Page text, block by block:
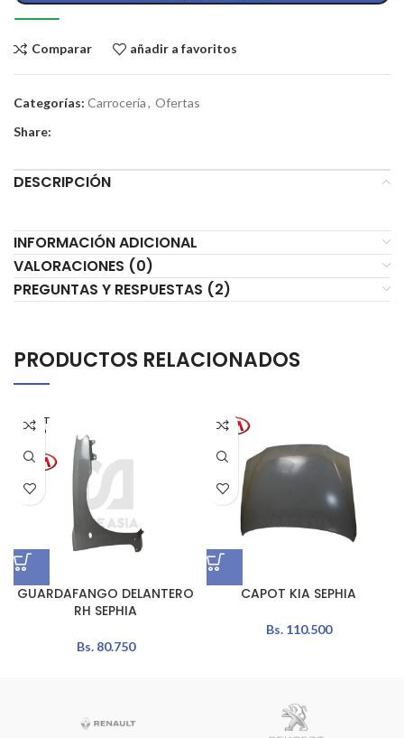
Comparar añadir a favoritos
Categorías: Carrocería, Ofertas
Share:
DESCRIPCIÓN
INFORMACIÓN ADICIONAL
VALORACIONES (0)
PREGUNTAS Y RESPUESTAS (2)
PRODUCTOS RELACIONADOS
AGOT
ADO
GUARDAFANGO DELANTERO
RH SEPHIA
Bs.80.750
CAPOT KIA SEPHIA
Bs.110.500